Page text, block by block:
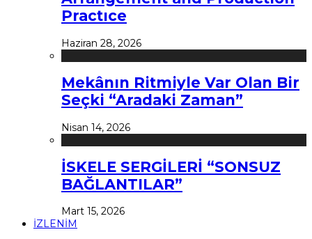
Practıce
Haziran 28, 2026
Mekânın Ritmiyle Var Olan Bir
Seçki “Aradaki Zaman”
Nisan 14, 2026
İSKELE SERGİLERİ “SONSUZ
BAĞLANTILAR”
Mart 15, 2026
İZLENİM